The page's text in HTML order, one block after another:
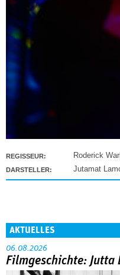
REGISSEUR: Roderick
DARSTELLER: Jutamat
AKTUELLES
06.08.2026
Filmgeschichte: Jutta